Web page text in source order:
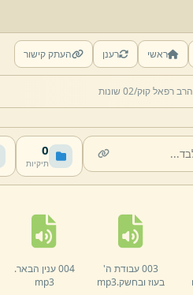
ראשי רענן העתק קישור
02 שונות
0
תיקיות
003 עבודת ה'
בעוז ובחשק.mp3
004 ענין הבאר.
mp3